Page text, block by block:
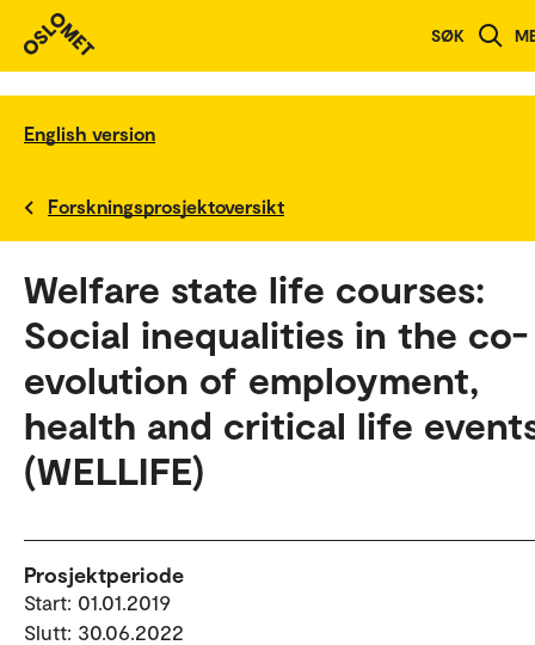
SØK
English version
Forskningsprosjektoversikt
Welfare state life courses:
Social inequalities in the co-
evolution of employment,
health and critical life
(WELLIFE)
Prosjektperiode
Start: 01.01.2019
Slutt: 30.06.2022